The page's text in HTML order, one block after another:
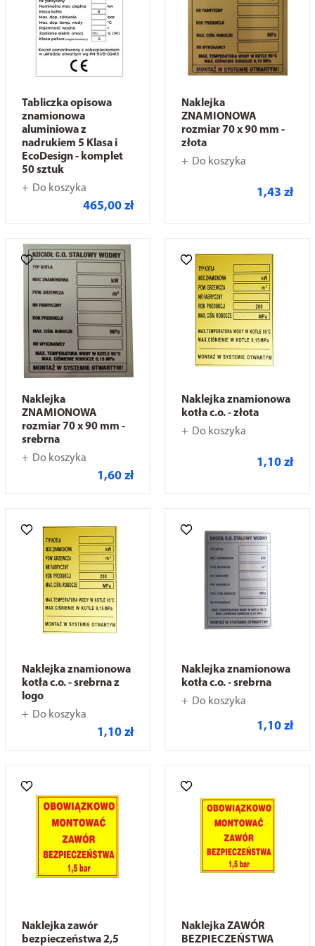
Tabliczka opisowa
znamionowa
aluminiowa z
nadrukiem 5 Klasa i
EcoDesign - komplet
50 sztuk
Do koszyka
465,00 zł
Naklejka
ZNAMIONOWA
rozmiar 70 x 90 mm -
złota
Do koszyka
1,43 zł
Naklejka
ZNAMIONOWA
rozmiar 70 x 90 mm -
srebrna
Do koszyka
1,60 zł
Naklejka znamionowa
kotła c.o. - złota
Do koszyka
1,10 zł
Naklejka znamionowa
kotła c.o. - srebrna z
logo
Do koszyka
1,10 zł
Naklejka znamionowa
kotła c.o. - srebrna
Do koszyka
1,10 zł
Naklejka zawór
bezpieczeństwa 2,5
Naklejka ZAWÓR
BEZPIECZEŃSTWA